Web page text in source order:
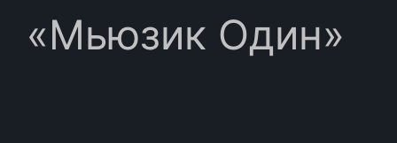
«Мьюзик Один»